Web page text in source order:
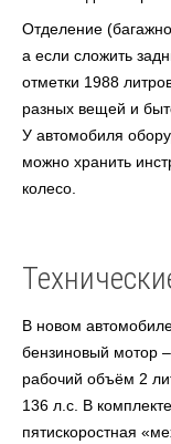
Отделение
а если сложить
отметки 1988
разных вещей и
У автомобиля
можно хранить
колесо.
В новом
бензиновый мотор
рабочий объём 2
136 л.с. В
пятискоростная